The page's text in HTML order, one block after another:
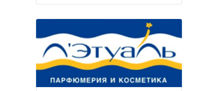
только с лучшей стороны.
широко разветвлённую сеть
филиалов, которая охватывает